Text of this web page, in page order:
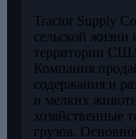
Tractor Supply
сельской жизни
территории
Компания
содержания и
и мелких
хозяйственные
грузов.